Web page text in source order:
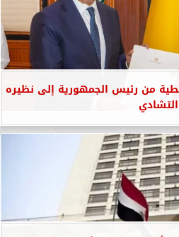
من رئيس الجمهورية إلى نظيره
التشادي